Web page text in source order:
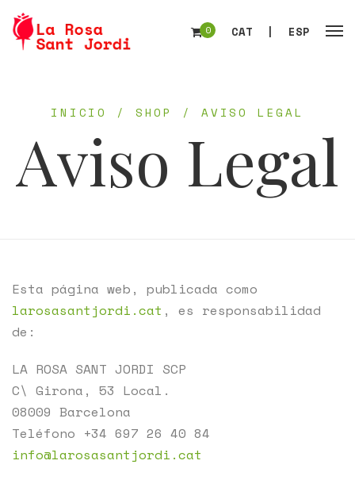
0 CAT | ESP
INICIO / SHOP / AVISO LEGAL
Aviso Legal
Esta página web, publicada como
larosasantjordi.cat , es responsabilidad
de:
LA ROSA SANT JORDI SCP
C\ Girona, 53 Local.
08009 Barcelona
Teléfono +34 697 26 40 84
info@larosasantjordi.cat